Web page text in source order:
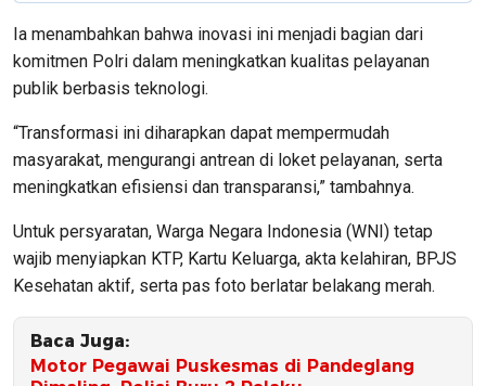
Ia menambahkan bahwa inovasi ini menjadi bagian dari
komitmen Polri dalam meningkatkan kualitas pelayanan
publik berbasis teknologi.
“Transformasi ini diharapkan dapat mempermudah
masyarakat, mengurangi antrean di loket pelayanan, serta
meningkatkan efisiensi dan transparansi,” tambahnya.
Untuk persyaratan, Warga Negara Indonesia (WNI) tetap
wajib menyiapkan KTP, Kartu Keluarga, akta kelahiran, BPJS
Kesehatan aktif, serta pas foto berlatar belakang merah.
Baca Juga:
Motor Pegawai Puskesmas di Pandeglang